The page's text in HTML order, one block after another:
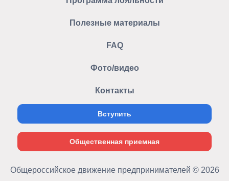
Полезные материалы
FAQ
Фото/видео
Контакты
Вступить
Общественная приемная
Общероссийское движение предпринимателей © 2026